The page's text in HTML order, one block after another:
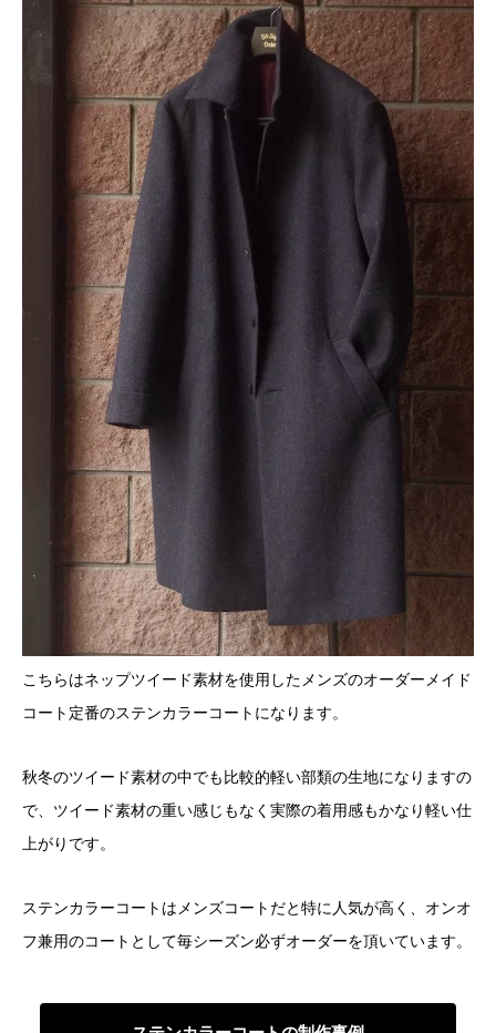
こちらはネップツイード素材を使用したメンズのオーダーメイド
コート定番のステンカラーコートになります。
秋冬のツイード素材の中でも比較的軽い部類の生地になりますの
で、ツイード素材の重い感じもなく実際の着用感もかなり軽い仕
上がりです。
ステンカラーコートはメンズコートだと特に人気が高く、オンオ
フ兼用のコートとして毎シーズン必ずオーダーを頂いています。